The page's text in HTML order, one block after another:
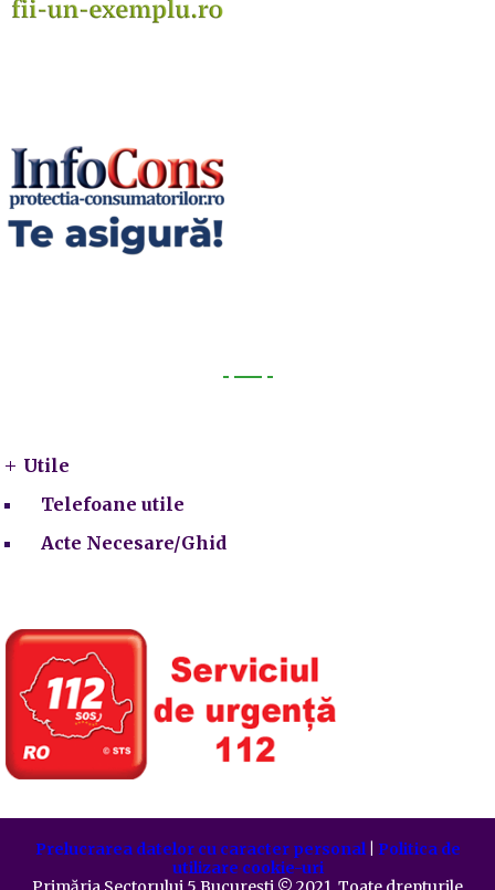
Utile
Telefoane utile
Acte Necesare/Ghid
Prelucrarea datelor cu caracter personal| Politica de
utilizare cookie-uri